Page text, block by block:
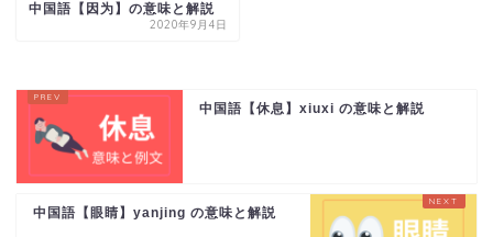
中国語【因为】の意味と解説
2020年9月4日
中国語【休息】xiuxi の意味と解説
中国語【眼睛】yanjing の意味と解説